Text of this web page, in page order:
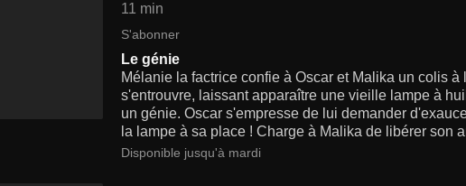
11 min
S'abonner
Le génie
Mélanie la factrice confie à Oscar et Malika un colis
s'entrouvre, laissant apparaître une vieille lampe à
un génie. Oscar s'empresse de lui demander
la lampe à sa place ! Charge à Malika de libérer son
Disponible jusqu'à mardi